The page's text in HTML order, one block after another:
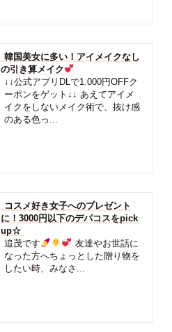
韓国美女に多い！アイメイクなし
の引き算メイク
↓↓公式アプリDLで1.000円OFFク
ーポンをゲット↓↓ あえてアイメ
イクをしないメイク術で、抜け感
のある色っ...
コスメ好き女子へのプレゼント
に！3000円以下のデパコスをpick
up☆
追茂です
友達やお世話に
なった方へちょっとした贈り物を
したい時、みなさ...